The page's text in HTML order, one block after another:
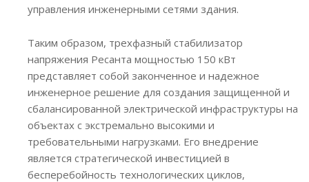
управления инженерными сетями здания.
Таким образом, трехфазный стабилизатор
напряжения Ресанта мощностью 150 кВт
представляет собой законченное и надежное
инженерное решение для создания защищенной и
сбалансированной электрической инфраструктуры на
объектах с экстремально высокими и
требовательными нагрузками. Его внедрение
является стратегической инвестицией в
бесперебойность технологических циклов,